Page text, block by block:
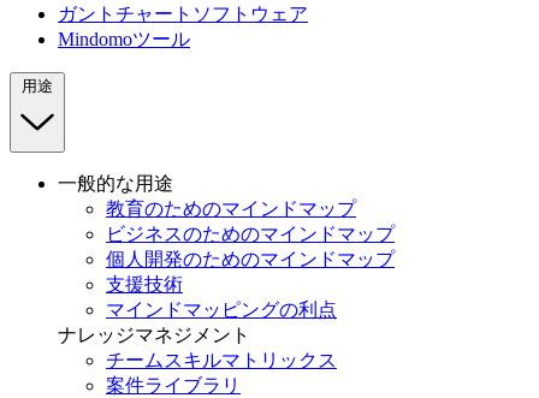
ガントチャートソフトウェア
Mindomoツール
用途
一般的な用途
教育のためのマインドマップ
ビジネスのためのマインドマップ
個人開発のためのマインドマップ
支援技術
マインドマッピングの利点
ナレッジマネジメント
チームスキルマトリックス
案件ライブラリ